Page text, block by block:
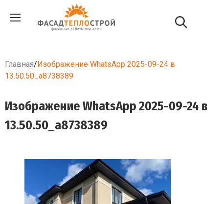
Главная/Изображение WhatsApp 2025-09-24 в
13.50.50_a8738389
Изображение WhatsApp 2025-09-24 в
13.50.50_a8738389